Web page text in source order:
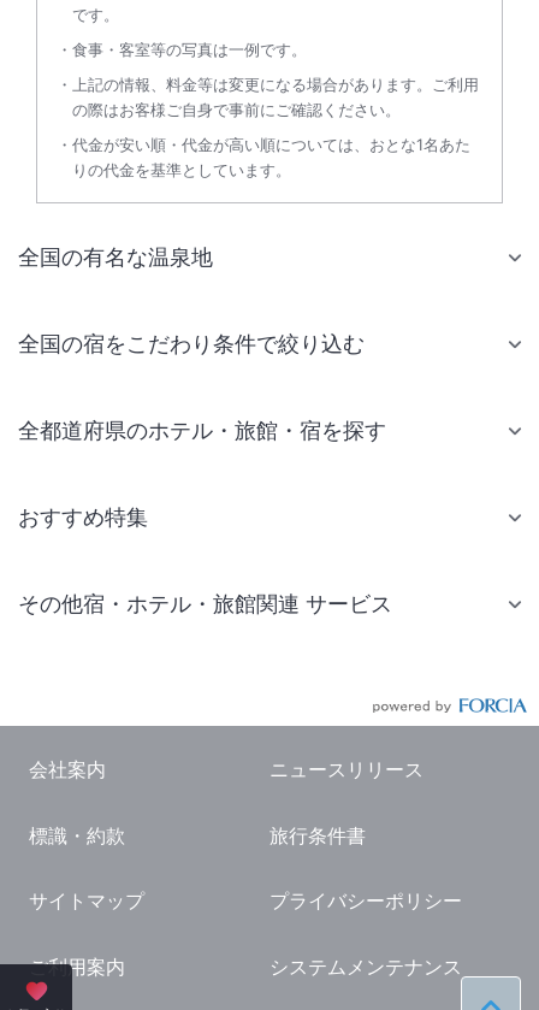
です。
食事・客室等の写真は一例です。
上記の情報、料金等は変更になる場合があります。ご利用
の際はお客様ご自身で事前にご確認ください。
代金が安い順・代金が高い順については、おとな1名あた
りの代金を基準としています。
全国の有名な温泉地
全国の宿をこだわり条件で絞り込む
全都道府県のホテル・旅館・宿を探す
おすすめ特集
その他宿・ホテル・旅館関連 サービス
国内観光ガイド
旅行・観光情報
会社案内 ニュースリリース
標識・約款 旅行条件書
サイトマップ プライバシーポリシー
ご利用案内 システムメンテナンス